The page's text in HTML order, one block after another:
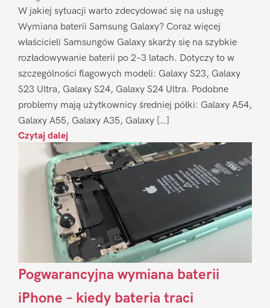
W jakiej sytuacji warto zdecydować się na usługę
Wymiana baterii Samsung Galaxy? Coraz więcej
właścicieli Samsungów Galaxy skarży się na szybkie
rozładowywanie baterii po 2–3 latach. Dotyczy to w
szczególności flagowych modeli: Galaxy S23, Galaxy
S23 Ultra, Galaxy S24, Galaxy S24 Ultra. Podobne
problemy mają użytkownicy średniej półki: Galaxy A54,
Galaxy A55, Galaxy A35, Galaxy […]
Czytaj dalej
Pogwarancyjna wymiana baterii
iPhone – kiedy bateria traci